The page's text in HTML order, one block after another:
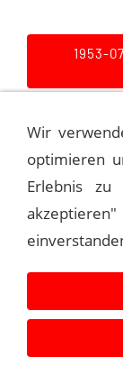
1953-
Wir
optimieren
Erlebnis